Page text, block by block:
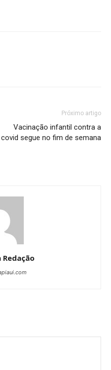
Próximo artigo
Vacinação infantil contra a
covid segue no fim de semana